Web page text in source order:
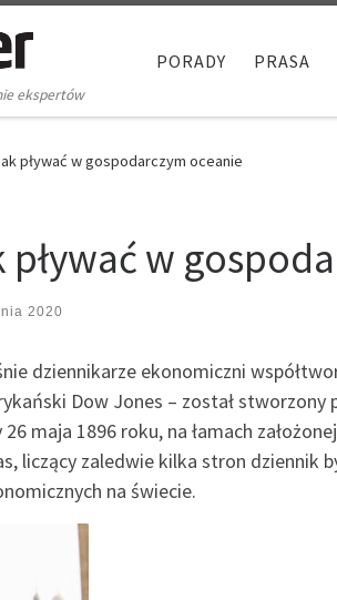
ekspertów
PORADY PRASA
pływać w gospodarczym oceanie
pływać w
2020
dziennikarze ekonomiczni
Dow Jones – został
maja 1896 roku, na łamach
liczący zaledwie kilka stron dziennik
na świecie.